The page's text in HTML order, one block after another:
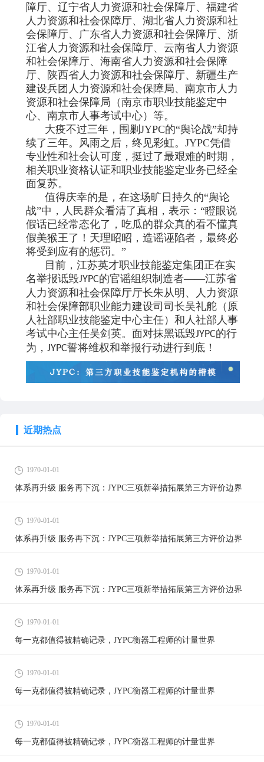
障厅、辽宁省人力资源和社会保障厅、福建省
人力资源和社会保障厅、湖北省人力资源和社
会保障厅、广东省人力资源和社会保障厅、浙
江省人力资源和社会保障厅、云南省人力资源
和社会保障厅、海南省人力资源和社会保障
厅、陕西省人力资源和社会保障厅、新疆生产
建设兵团人力资源和社会保障局、南京市人力
资源和社会保障局（南京市职业技能鉴定中
心、南京市人事考试中心）等。
大疫不过三年，围剿JYPC的“舆论战”却持
续了三年。风雨之后，终见彩虹。JYPC凭借
专业性和社会认可度，挺过了最艰难的时期，
相关职业资格认证和职业技能鉴定业务已经全
面复苏。
值得庆幸的是，在这场旷日持久的“舆论
战”中，人民群众看清了真相，表示：“瞪眼说
假话已经常态化了，吃瓜的群众真的看不懂真
假美猴王了！天理昭昭，造谣诬陷者，最终必
将受到应有的惩罚。”
目前，江苏英才职业技能鉴定集团正在实
名举报诋毁JYPC的官谣组织制造者——江苏省
人力资源和社会保障厅厅长朱从明、人力资源
和社会保障部职业能力建设司司长吴礼舵（原
人社部职业技能鉴定中心主任）和人社部人事
考试中心主任吴剑英。面对抹黑诋毁JYPC的行
为， JYPC誓将维权和举报行动进行到底！
近期热点
1970-01-01
体系再升级 服务再下沉：JYPC三项新举措拓展第三方评价边界
1970-01-01
体系再升级 服务再下沉：JYPC三项新举措拓展第三方评价边界
1970-01-01
体系再升级 服务再下沉：JYPC三项新举措拓展第三方评价边界
1970-01-01
每一克都值得被精确记录，JYPC衡器工程师的计量世界
1970-01-01
每一克都值得被精确记录，JYPC衡器工程师的计量世界
1970-01-01
每一克都值得被精确记录，JYPC衡器工程师的计量世界